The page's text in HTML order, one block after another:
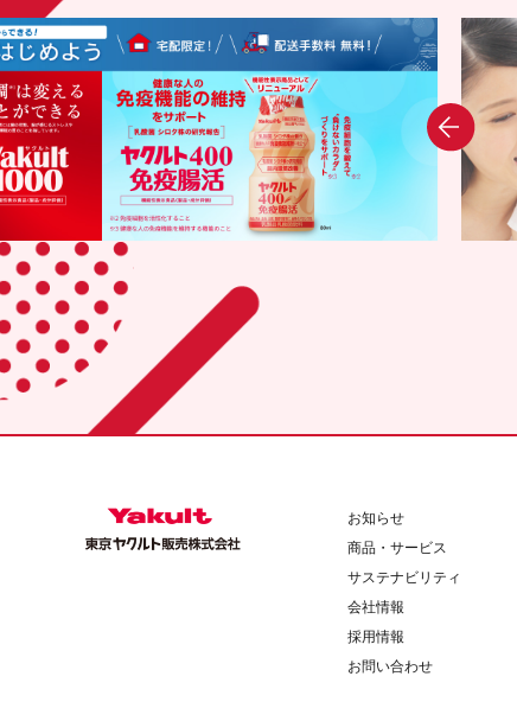
お知らせ
商品・サービス
サステナビリティ
会社情報
採用情報
お問い合わせ